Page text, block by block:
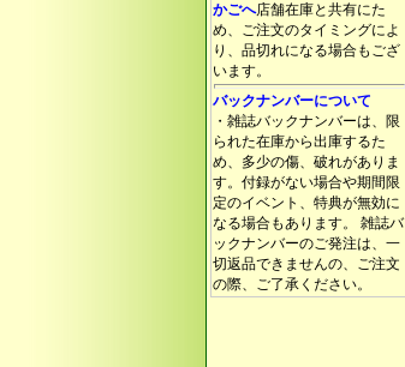
かごへ店舗在庫と共有にた
め、ご注文のタイミングによ
り、品切れになる場合もござ
います。
バックナンバーについて
・雑誌バックナンバーは、限
られた在庫から出庫するた
め、多少の傷、破れがありま
す。付録がない場合や期間限
定のイベント、特典が無効に
なる場合もあります。 雑誌バ
ックナンバーのご発注は、一
切返品できませんの、ご注文
の際、ご了承ください。